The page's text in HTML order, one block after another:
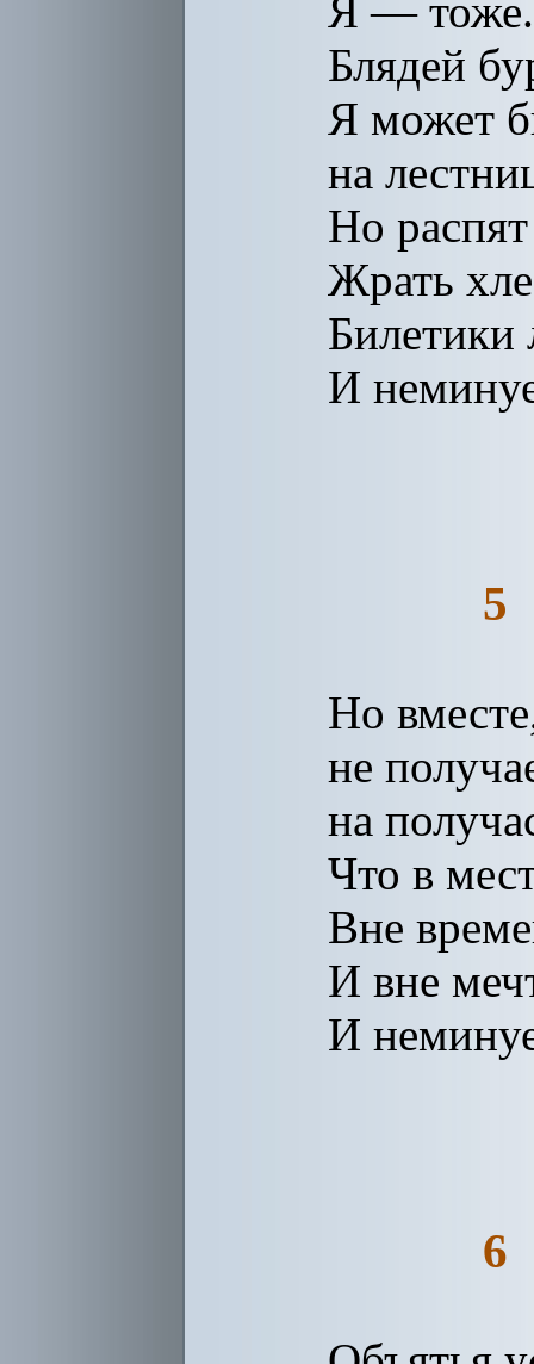
Я — тоже.
Блядей
Я может
на
Но
Жрать
Билетики
И
5
Но
не
на
Что в
Вне
И вне
И
6